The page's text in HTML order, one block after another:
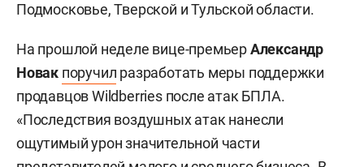
Подмосковье, Тверской и Тульской области.
На прошлой неделе вице-премьерАлександр
Новак поручил разработать меры поддержки
продавцов Wildberries после атак БПЛА.
«Последствия воздушных атак нанесли
ощутимый урон значительной части